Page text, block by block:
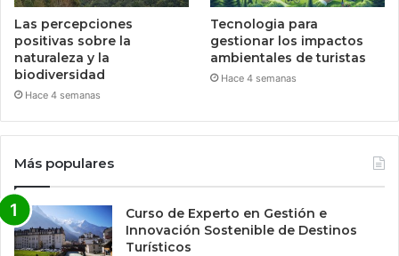
Las percepciones
positivas sobre la
naturaleza y la
biodiversidad
Hace 4 semanas
Tecnologia para
gestionar los impactos
ambientales de turistas
Hace 4 semanas
Más populares
Curso de Experto en Gestión e
Innovación Sostenible de Destinos
Turísticos